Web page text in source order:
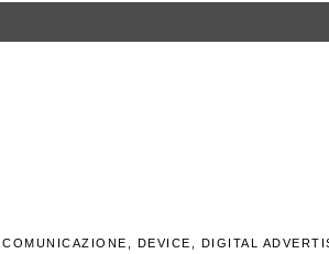
COMUNICAZIONE DEVICE DIGITAL